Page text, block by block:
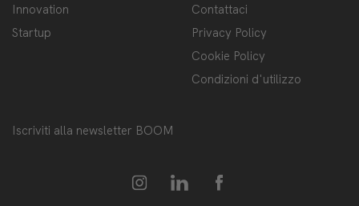
Innovation
Startup
Contattaci
Privacy Policy
Cookie Policy
Condizioni d'utilizzo
Iscriviti alla newsletter BOOM